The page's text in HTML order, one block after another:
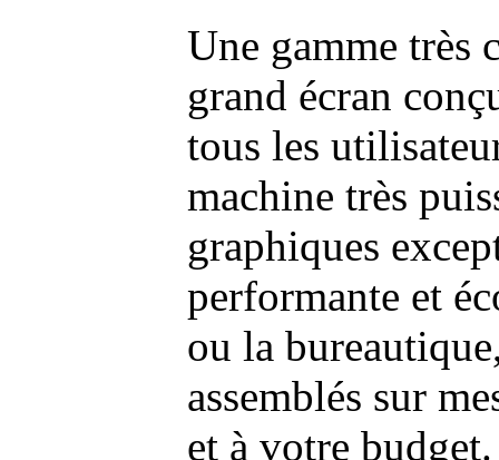
Une gamme très
grand écran
tous les
machine très
graphiques
performante et
ou la
assemblés sur
et à votre